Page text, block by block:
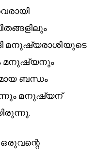
മനുഷ്യരാശിയുടെ
മനുഷ്യനും
ബന്ധം
മനുഷ്യന്
ഒരുവന്റെ